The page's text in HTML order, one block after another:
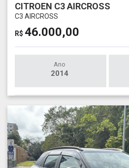
CITROEN C3 AIRCROSS
C3 AIRCROSS
R$ 46.000,00
Ano
2014